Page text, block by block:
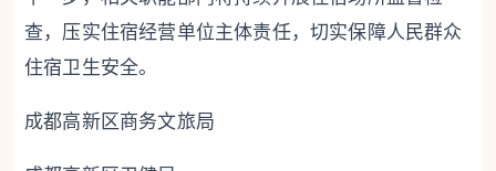
查，压实住宿经营单位主体责任，切实保障人民群众
住宿卫生安全。
成都高新区商务文旅局